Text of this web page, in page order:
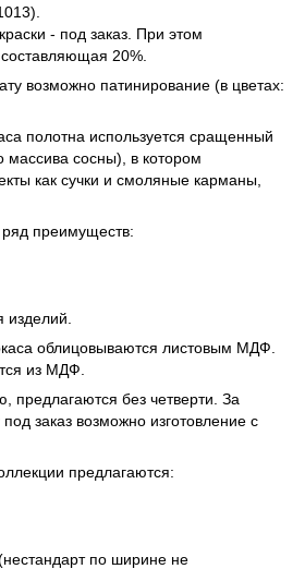
- под заказ. При этом
20%.
возможно патинирование (в цветах:
полотна используется сращенный
массива сосны), в котором
как сучки и смоляные карманы,
преимуществ:
изделий.
облицовываются листовым МДФ.
из МДФ.
предлагаются без четверти. За
заказ возможно изготовление с
предлагаются:
по ширине не